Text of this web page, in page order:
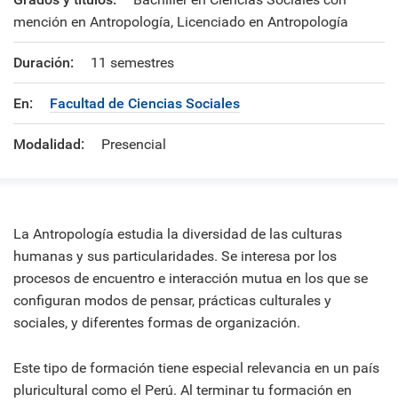
mención en Antropología, Licenciado en Antropología
Duración: 11 semestres
En: Facultad de Ciencias Sociales
Modalidad: Presencial
La Antropología estudia la diversidad de las culturas
humanas y sus particularidades. Se interesa por los
procesos de encuentro e interacción mutua en los que se
configuran modos de pensar, prácticas culturales y
sociales, y diferentes formas de organización.
Este tipo de formación tiene especial relevancia en un país
pluricultural como el Perú. Al terminar tu formación en